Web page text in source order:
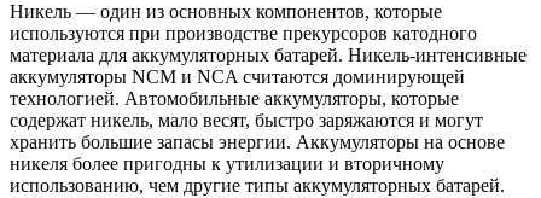
Никель — один из основных компонентов, которые
используются при производстве прекурсоров катодного
материала для аккумуляторных батарей. Никель-интенсивные
аккумуляторы NCM и NCA считаются доминирующей
технологией. Автомобильные аккумуляторы, которые
содержат никель, мало весят, быстро заряжаются и могут
хранить большие запасы энергии. Аккумуляторы на основе
никеля более пригодны к утилизации и вторичному
использованию, чем другие типы аккумуляторных батарей.